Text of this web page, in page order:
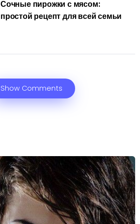
Сочные пирожки с мясом:
простой рецепт для всей семьи
Show Comments